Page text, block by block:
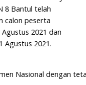
8 Bantul telah
calon peserta
2021 dan
Agustus 2021.
Nasional dengan